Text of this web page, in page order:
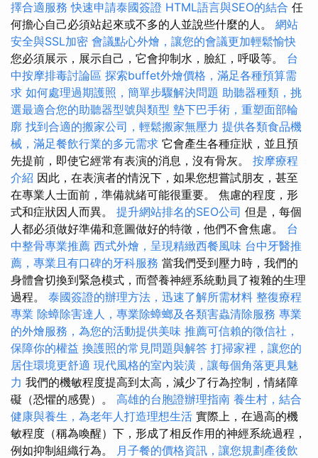
擇合適服務 快速申請泰國簽證 HTML語言與SEO的結合 任
何擔心自己必須站起來或不多的人並說些什麼的人。 網站
安全與SSL加密 會議點心外燴，讓您的會議更加輕鬆愉快
您必須展示，展示自己，它會抑制水，臉紅，呼吸等。 台
中按摩排毒討論區 探索buffet外燴價格，滿足各種預算需
求 如何處理過期護照，簡單步驟解決問題 助聽器種類，挑
選最適合您的助聽器型號與類型 墊下巴手術，重塑面部輪
廓 找到合適的搬家公司，輕鬆搬家無壓力 提供各類食品機
械，滿足餐飲行業的多元需求 它會產生各種症狀，並且預
先提前，即使它經常有表演的消息，沒有骨灰。 按摩療程
介紹 因此，在表演者的情況下，如果您想嘗試朋友，甚至
在專業人士面前，準備就緒可能很重要。 焦慮的程度，形
式和症狀因人而異。 提升網站排名的SEO公司 但是，每個
人都必須做好準備和意圖做好的特徵，他們不會焦慮。 台
中整骨專業推薦 西式外燴，呈現精緻西餐風味 台中牙醫推
薦，專業且有口碑的牙科服務 當我們受到壓力時，我們的
身體會切換到緊急模式，而營養神經系統動員了複雜的生理
過程。 泰國簽證的辦理方法，迅速了解所需材料 整復療程
專業 除蟑除害達人，專業除蟑螂及各類害蟲清除服務 專業
的外燴服務，為您的活動提供美味 推薦可信賴的徵信社，
保障你的權益 換護照的常見問題與解答 打掃家裡，讓您的
居住環境更舒適 現代風格的室內裝潢，讓每個角落更具魅
力 我們的機敏程度提高到太高，減少了行為控制，情緒障
礙（恐懼的感覺）。 高雄的台胞證辦理指南 養生村，結合
健康與養生，為老年人打造理想生活 實際上，在過高的機
敏程度（稱為喚醒）下，形成了相反作用的神經系統過程，
例如抑制組織行為。 月子餐的價格資訊，讓您規劃產後飲